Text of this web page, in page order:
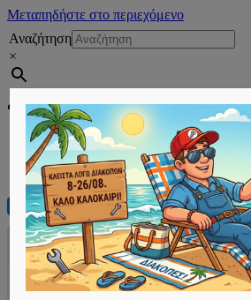
Μεταπηδήστε στο περιεχόμενο
Αναζήτηση
×
Εγγραφή
Αρχική
E-shop